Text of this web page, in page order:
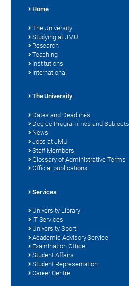
Home
The University
Studying at JMU
Research
Teaching
Institutions
International
The University
Dates and Deadlines
Degree Programmes and Subjects
News
Jobs at JMU
Staff Members
Glossary of Administrative Terms
Official publications
Services
University Library
IT Services
University Sport
Academic Advisory Service
Examination Office
Student Affairs
Student Representation
Career Centre